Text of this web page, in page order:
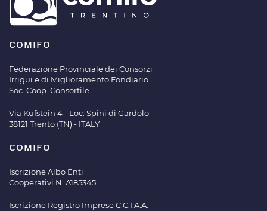
COMIFO
Federazione Provinciale dei Consorzi
Irrigui e di Miglioramento Fondiario
Soc. Coop. Consortile
Via Kufstein 4 - Loc. Spini di Gardolo
38121 Trento (TN) - ITALY
COMIFO
Iscrizione Albo Enti
Cooperativi N. A185345
Iscrizione Registro Imprese C.C.I.A.A.